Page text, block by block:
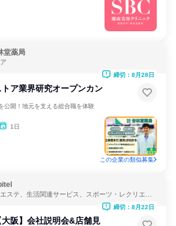
堂薬局
ア業界研究オープンカン
公開！地元を支える総合職を体験
1日
締切：8月28日
この企業の類似募集
ステ、生活関連サービス、スポーツ・レクリエー
阪】会社説明会&店舗見
締切：8月22日